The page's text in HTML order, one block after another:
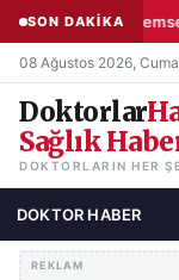
SON DAKİKA
08 Ağustos 2026,
Doktorlar
Sağlık
DOKTORLARIN HER
DOKTOR HABER
REKLAM